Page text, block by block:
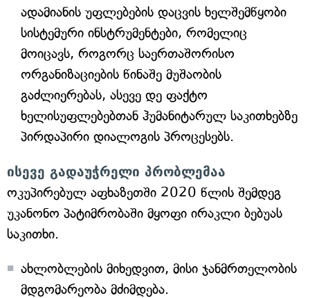
ადამიანის უფლებების დაცვის ხელშემწყობი
სისტემური ინსტრუმენტები, რომელიც
მოიცავს, როგორც საერთაშორისო
ორგანიზაციების წინაშე მუშაობის
გაძლიერებას, ასევე დე ფაქტო
ხელისუფლებებთან ჰუმანიტარულ საკითხებზე
პირდაპირი დიალოგის პროცესებს.
ისევე გადაუჭრელი პრობლემაა
ოკუპირებულ აფხაზეთში 2020 წლის შემდეგ
უკანონო პატიმრობაში მყოფი ირაკლი ბებუას
საკითხი.
ახლობლების მიხედვით, მისი ჯანმრთელობის
მდგომარეობა მძიმდება.